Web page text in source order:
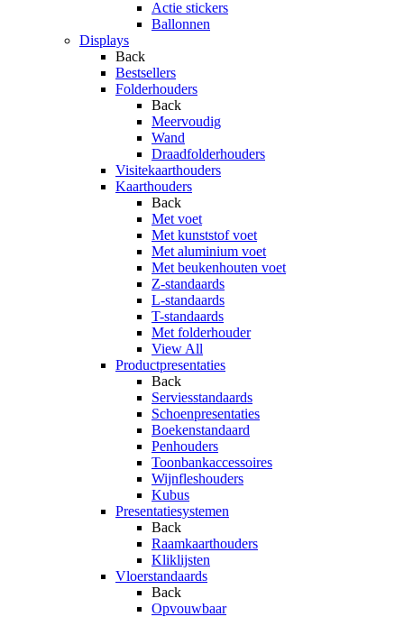
Actie stickers
Ballonnen
Displays
Back
Bestsellers
Folderhouders
Back
Meervoudig
Wand
Draadfolderhouders
Visitekaarthouders
Kaarthouders
Back
Met voet
Met kunststof voet
Met aluminium voet
Met beukenhouten voet
Z-standaards
L-standaards
T-standaards
Met folderhouder
View All
Productpresentaties
Back
Serviesstandaards
Schoenpresentaties
Boekenstandaard
Penhouders
Toonbankaccessoires
Wijnfleshouders
Kubus
Presentatiesystemen
Back
Raamkaarthouders
Kliklijsten
Vloerstandaards
Back
Opvouwbaar